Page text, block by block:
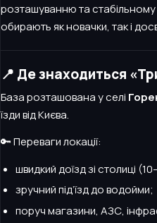
розташуванню та
обирають як новачки, так і
📍 Де знаходиться
База розташована у селі
їзди від Києва.
🔑 Переваги локації:
швидкий доїзд зі столиці
зручний під’їзд до водойми;
поруч магазини, АЗС,